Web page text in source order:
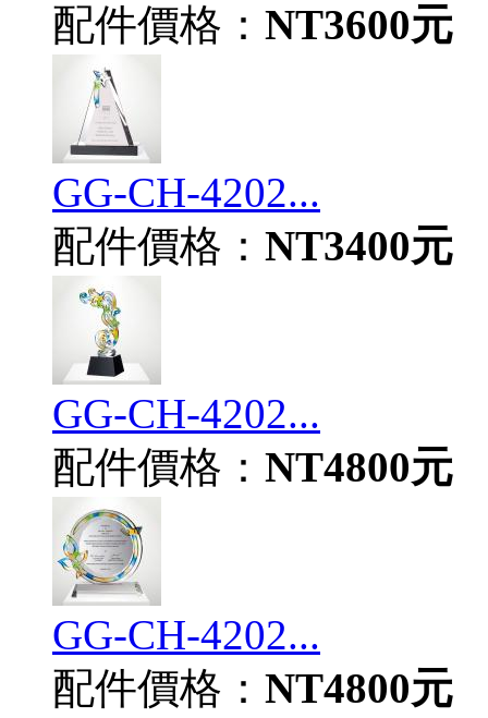
配件價格： NT3600元
GG-CH-4202...
配件價格： NT3400元
GG-CH-4202...
配件價格： NT4800元
GG-CH-4202...
配件價格： NT4800元